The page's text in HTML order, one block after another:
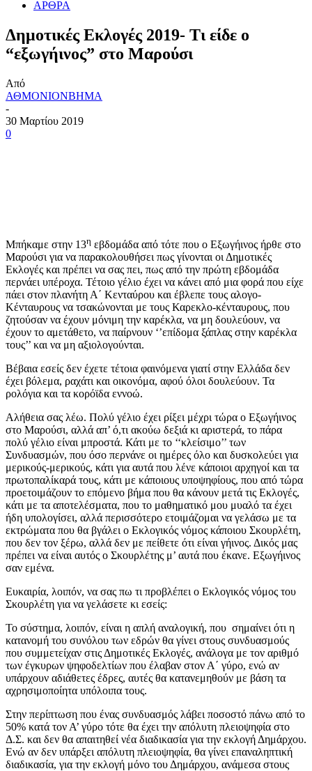
ΑΡΘΡΑ
Δημοτικές Εκλογές 2019- Τι είδε ο
“εξωγήινος” στο Μαρούσι
Από
ΑΘΜΟΝΙΟΝΒΗΜΑ
-
30 Μαρτίου 2019
0
Μπήκαμε στην 13η εβδομάδα από τότε που ο Εξωγήινος ήρθε στο
Μαρούσι για να παρακολουθήσει πως γίνονται οι Δημοτικές
Εκλογές και πρέπει να σας πει, πως από την πρώτη εβδομάδα
περνάει υπέροχα. Τέτοιο γέλιο έχει να κάνει από μια φορά που είχε
πάει στον πλανήτη Α΄ Κενταύρου και έβλεπε τους αλογο-
Κένταυρους να τσακώνονται με τους Καρεκλο-κένταυρους, που
ζητούσαν να έχουν μόνιμη την καρέκλα, να μη δουλεύουν, να
έχουν το αμετάθετο, να παίρνουν ‘’επίδομα ξάπλας στην καρέκλα
τους’’ και να μη αξιολογούνται.
Βέβαια εσείς δεν έχετε τέτοια φαινόμενα γιατί στην Ελλάδα δεν
έχει βόλεμα, ραχάτι και οικονόμα, αφού όλοι δουλεύουν. Τα
ρολόγια και τα κορόϊδα εννοώ.
Αλήθεια σας λέω. Πολύ γέλιο έχει ρίξει μέχρι τώρα ο Εξωγήινος
στο Μαρούσι, αλλά απ’ ό,τι ακούω δεξιά κι αριστερά, το πάρα
πολύ γέλιο είναι μπροστά. Κάτι με το ‘‘κλείσιμο’’ των
Συνδυασμών, που όσο περνάνε οι ημέρες όλο και δυσκολεύει για
μερικούς-μερικούς, κάτι για αυτά που λένε κάποιοι αρχηγοί και τα
πρωτοπαλίκαρά τους, κάτι με κάποιους υποψηφίους, που από τώρα
προετοιμάζουν το επόμενο βήμα που θα κάνουν μετά τις Εκλογές,
κάτι με τα αποτελέσματα, που το μαθηματικό μου μυαλό τα έχει
ήδη υπολογίσει, αλλά περισσότερο ετοιμάζομαι να γελάσω με τα
εκτρώματα που θα βγάλει ο Εκλογικός νόμος κάποιου Σκουρλέτη,
που δεν τον ξέρω, αλλά δεν με πείθετε ότι είναι γήινος. Δικός μας
πρέπει να είναι αυτός ο Σκουρλέτης μ’ αυτά που έκανε. Εξωγήινος
σαν εμένα.
Ευκαιρία, λοιπόν, να σας πω τι προβλέπει ο Εκλογικός νόμος του
Σκουρλέτη για να γελάσετε κι εσείς:
Το σύστημα, λοιπόν, είναι η απλή αναλογική, που σημαίνει ότι η
κατανομή του συνόλου των εδρών θα γίνει στους συνδυασμούς
που συμμετείχαν στις Δημοτικές Εκλογές, ανάλογα με τον αριθμό
των έγκυρων ψηφοδελτίων που έλαβαν στον Α΄ γύρο, ενώ αν
υπάρχουν αδιάθετες έδρες, αυτές θα κατανεμηθούν με βάση τα
αχρησιμοποίητα υπόλοιπα τους.
Στην περίπτωση που ένας συνδυασμός λάβει ποσοστό πάνω από το
50% κατά τον Α’ γύρο τότε θα έχει την απόλυτη πλειοψηφία στο
Δ.Σ. και δεν θα απαιτηθεί νέα διαδικασία για την εκλογή Δημάρχου.
Ενώ αν δεν υπάρξει απόλυτη πλειοψηφία, θα γίνει επαναληπτική
διαδικασία, για την εκλογή μόνο του Δημάρχου, ανάμεσα στους